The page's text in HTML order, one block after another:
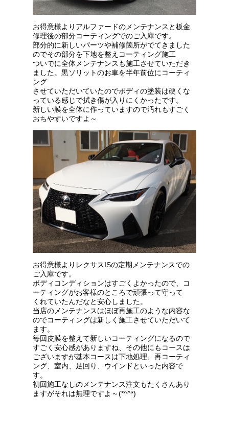
お得意様よりアルファードのメンテナンスと板金
修理後の部分コーティングでのご入庫です。
部分的に新しいパーツや補修箇所がでてきました
のでその部分を下地を整えコーティング施工
ついでに全体メンテナンスも施工させていただき
ました。黒ソリットのお車を半年前位にコーティ
ング
させていただいていたのでボディの塗装は硬くな
っている感じで拭き傷が入りにくかったです。
新しい膜を全体に作っていますので汚れもすごく
おちやすいですよ～
お得意様よりレクサスISの定期メンテナンスでの
ご入庫です。
ボディコンディションはすごくよかったので、コ
ーティングがお客様のところで頑張って守って
くれていたんだなと安心しました。
当店のメンテナンスはほぼ再施工のような内容な
のでコーティングは新しく施工させていただいて
ます。
毎回皮膜を整えて新しいコーティングになるので
すごく安心感がありますね、その他にもコースは
ございますが基本コースは下地処理、再コーティ
ング、室内、足回り、ウインドといった内容で
す。
初回施工なしのメンテナンス注文もたくさんあり
ますがそれは無理ですよ～(*^^*)